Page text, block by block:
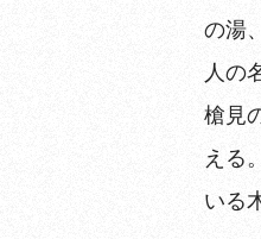
の湯
人の
槍見
える
いる